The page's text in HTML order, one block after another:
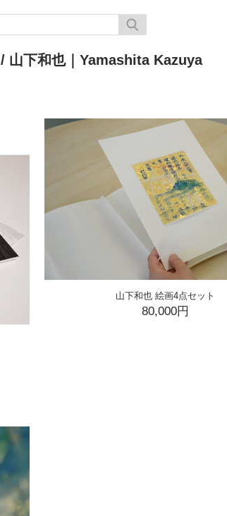
/ 山下和也｜Yamashita Kazuya
山下和也 絵画4点セット
80,000円